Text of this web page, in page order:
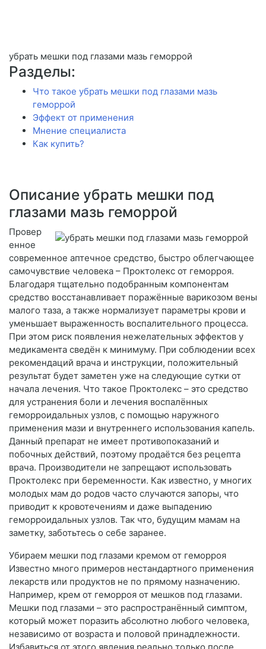
убрать мешки под глазами мазь геморрой
Разделы:
Что такое убрать мешки под глазами мазь
геморрой
Эффект от применения
Мнение специалиста
Как купить?
Описание убрать мешки под
глазами мазь геморрой
Провер
енное
современное аптечное средство, быстро облегчающее
самочувствие человека – Проктолекс от геморроя.
Благодаря тщательно подобранным компонентам
средство восстанавливает поражённые варикозом вены
малого таза, а также нормализует параметры крови и
уменьшает выраженность воспалительного процесса.
При этом риск появления нежелательных эффектов у
медикамента сведён к минимуму. При соблюдении всех
рекомендаций врача и инструкции, положительный
результат будет заметен уже на следующие сутки от
начала лечения. Что такое Проктолекс – это средство
для устранения боли и лечения воспалённых
геморроидальных узлов, с помощью наружного
применения мази и внутреннего использования капель.
Данный препарат не имеет противопоказаний и
побочных действий, поэтому продаётся без рецепта
врача. Производители не запрещают использовать
Проктолекс при беременности. Как известно, у многих
молодых мам до родов часто случаются запоры, что
приводит к кровотечениям и даже выпадению
геморроидальных узлов. Так что, будущим мамам на
заметку, заботьтесь о себе заранее.
Убираем мешки под глазами кремом от геморроя
Известно много примеров нестандартного применения
лекарств или продуктов не по прямому назначению.
Например, крем от геморроя от мешков под глазами.
Мешки под глазами – это распространённый симптом,
который может поразить абсолютно любого человека,
независимо от возраста и половой принадлежности.